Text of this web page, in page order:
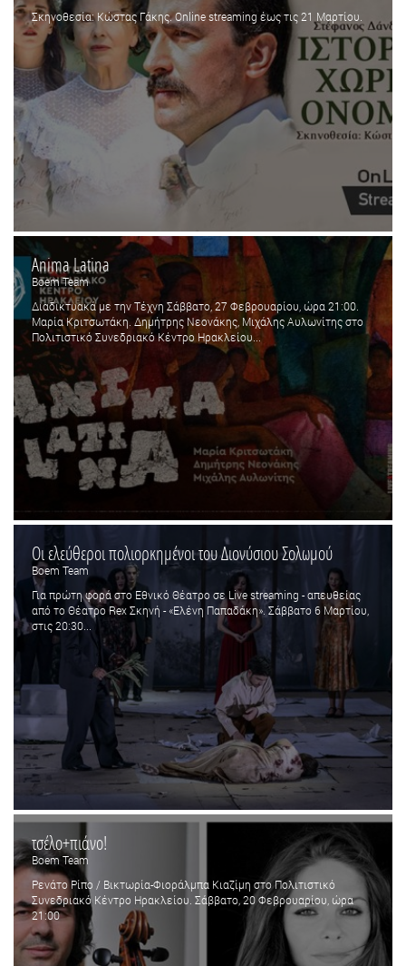
Σκηνοθεσία: Κώστας Γάκης. Online streaming έως τις 21 Μαρτίου.
Anima Latina
Boem Team
Διαδικτυακά με την Τέχνη Σάββατο, 27 Φεβρουαρίου, ώρα 21:00.
Μαρία Κριτσωτάκη. Δημήτρης Νεονάκης, Μιχάλης Αυλωνίτης στο
Πολιτιστικό Συνεδριακό Κέντρο Ηρακλείου...
Οι ελεύθεροι πολιορκημένοι του Διονύσιου Σολωμού
Boem Team
Για πρώτη φορά στο Εθνικό Θέατρο σε Live streaming - απευθείας
από το Θέατρο Rex Σκηνή - «Ελένη Παπαδάκη». Σάββατο 6 Μαρτίου,
στις 20:30...
τσέλο+πιάνο!
Boem Team
Ρενάτο Ρίπο / Βικτωρία-Φιοράλμπα Κιαζίμη στο Πολιτιστικό
Συνεδριακό Κέντρο Ηρακλείου. Σάββατο, 20 Φεβρουαρίου, ώρα
21:00